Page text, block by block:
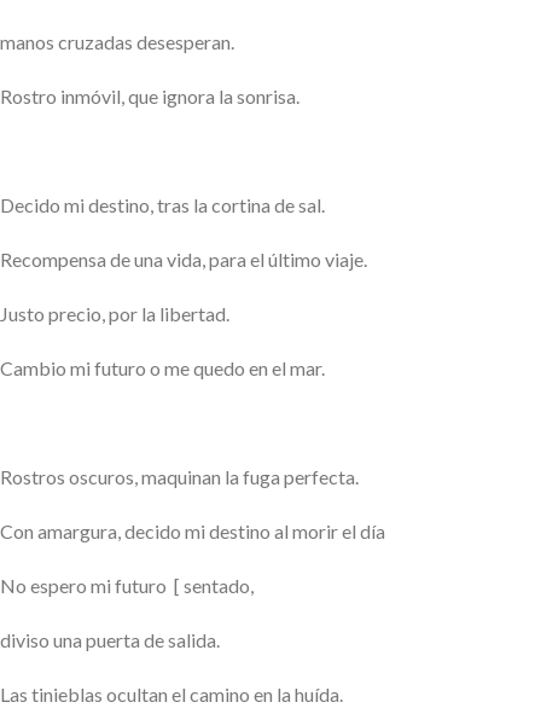
manos cruzadas desesperan.
Rostro inmóvil, que ignora la sonrisa.
Decido mi destino, tras la cortina de sal.
Recompensa de una vida, para el último viaje.
Justo precio, por la libertad.
Cambio mi futuro o me quedo en el mar.
Rostros oscuros, maquinan la fuga perfecta.
Con amargura, decido mi destino al morir el día
No espero mi futuro [ sentado,
diviso una puerta de salida.
Las tinieblas ocultan el camino en la huída.